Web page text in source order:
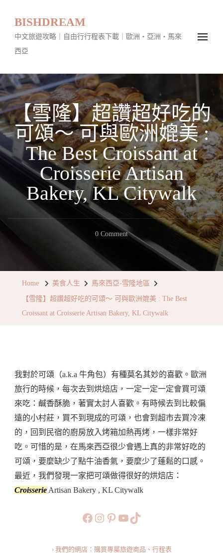
BISHDREAM
中文旅遊攻略｜自由行行程表下載｜歐洲・亞洲・馬來
西亞
【雪隆】超讚超好吃的
可頌～ 可與歐洲媲美 :
The Best Croissant at
Croisserie Artisan
Bakery, KL Citywalk
0 CommentOn
頌
～
可
與
歐
洲
媲
美
:
Best
At
Home 美食人生 馬來西亞-雪隆地區
【雪隆】超讚超好吃的可頌～ 可與歐洲媲美 : The Best
Croissant at Croisserie Artisan Bakery, KL Citywalk
我對於可頌（a.k.a 牛角包）有種莫名其妙的喜歡。歐洲
旅行的時候，每次去到烘焙店，一定一定一定會買可頌
來吃：鹹香酥脆，著實太討人喜歡。有時候去到比較偏
遠的小村莊，買不到現成的可頌，也會到超市去買冷凍
的，回到民宿的廚房放入烤箱加熱再烤，一樣非常好
吃。可惜的是，在馬來西亞很少會遇上真的非常好吃的
可頌，要麼缺少了點牛油香氣，要麼少了蓬鬆的口感。
最近，我們發現一家把可頌做得很好的烘焙店：
Croisserie Artisan Bakery , KL Citywalk
https://www.facebook.com/
https://
https://
旅行美食小短片TikTok
› 我們的網店：購買專屬旅遊商品、行程表